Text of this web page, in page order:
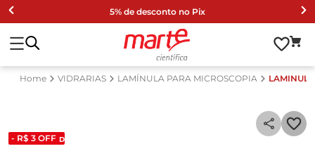
5% de desconto no Pix
VIDRARIAS LAMÍNULA PARA MICROSCOPIA
- R$ 3 OFF DESCONTO DE LISTA 2024